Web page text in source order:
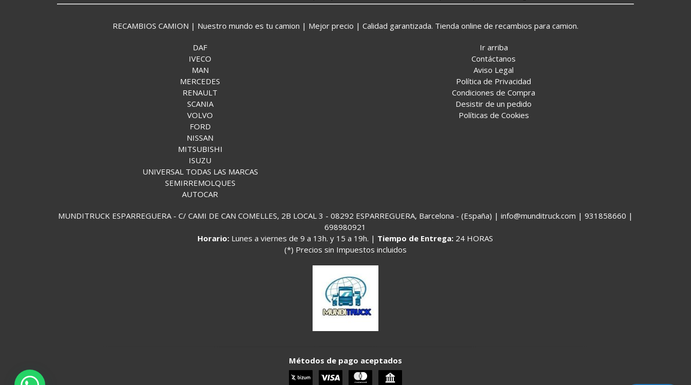
RECAMBIOS CAMION | Nuestro mundo es tu camion | Mejor precio | Calidad garantizada. Tienda online de recambios para camion.
DAF
IVECO
MAN
MERCEDES
RENAULT
SCANIA
VOLVO
FORD
NISSAN
MITSUBISHI
ISUZU
UNIVERSAL TODAS LAS MARCAS
SEMIRREMOLQUES
AUTOCAR
Ir arriba
Contáctanos
Aviso Legal
Política de Privacidad
Condiciones de Compra
Desistir de un pedido
Políticas de Cookies
MUNDITRUCK ESPARREGUERA - C/ CAMI DE CAN COMELLES, 2B LOCAL 3 - 08292 ESPARREGUERA, Barcelona - (España) | info@munditruck.com | 931858660 |
698980921
Horario: Lunes a viernes de 9 a 13h. y 15 a 19h. | Tiempo de Entrega: 24 HORAS
(*) Precios sin Impuestos incluidos
Métodos de pago aceptados